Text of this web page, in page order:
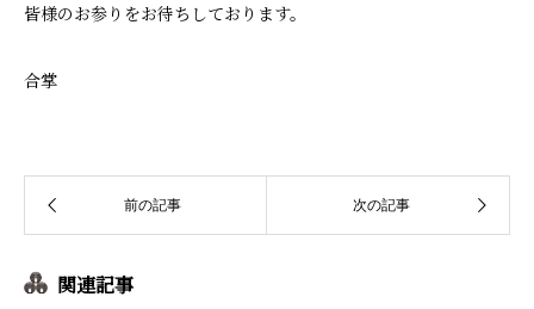
皆様のお参りをお待ちしております。
合掌
関連記事